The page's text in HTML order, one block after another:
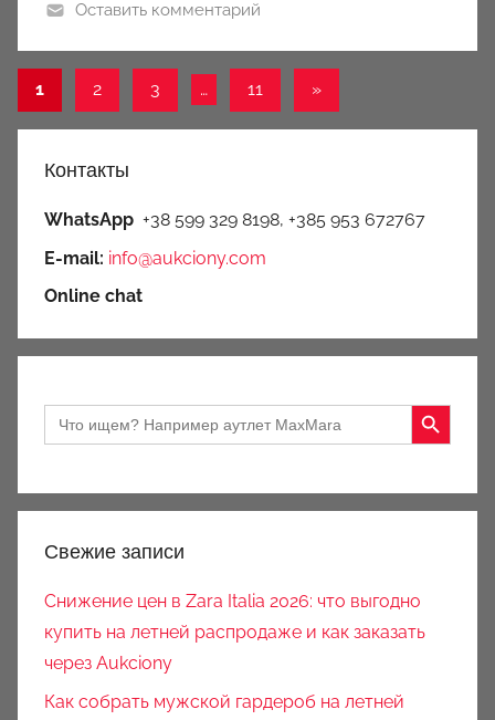
Оставить комментарий
Пагинация
записей
1 2 3 … 11
Следующие
»
Контакты
WhatsApp +38 599 329 8198, +385 953 672767
E-mail: info@aukciony.com
Online chat
Search
for:
Search Button
Свежие записи
Снижение цен в Zara Italia 2026: что выгодно
купить на летней распродаже и как заказать
через Aukciony
Как собрать мужской гардероб на летней